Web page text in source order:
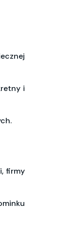
i
firmy